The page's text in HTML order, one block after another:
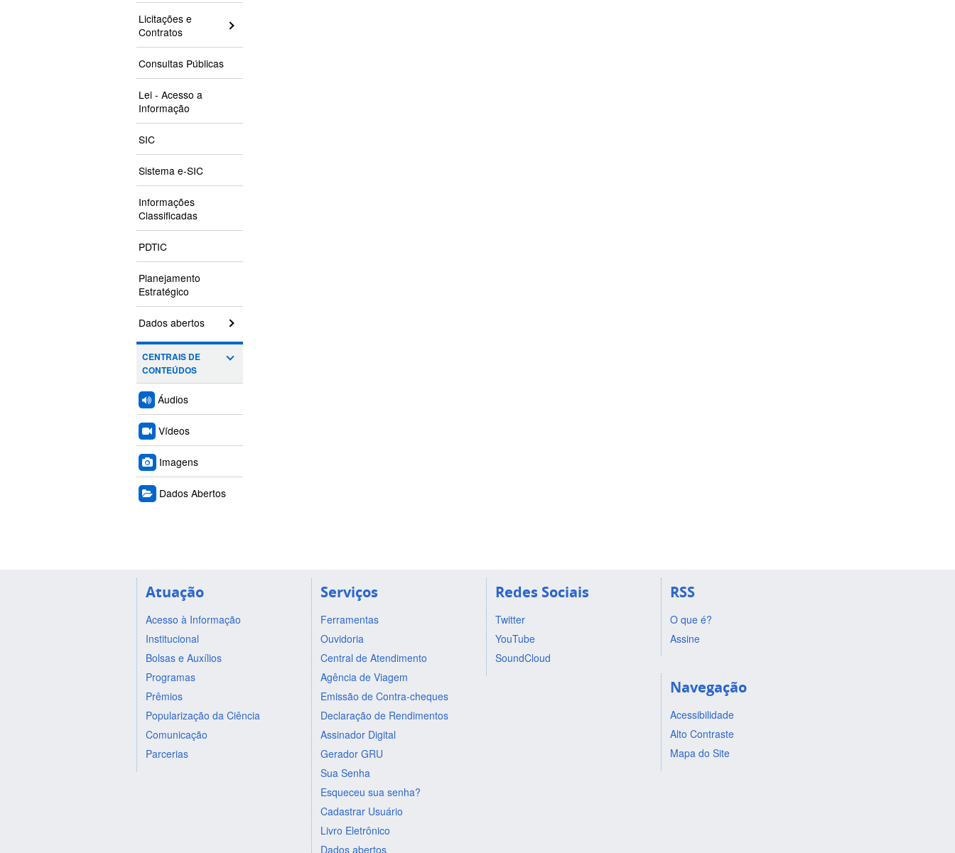
Licitações e
Contratos
Consultas Públicas
Lei - Acesso a
Informação
SIC
Sistema e-SIC
Informações
Classificadas
PDTIC
Planejamento
Estratégico
Dados abertos
CENTRAIS DE
CONTEÚDOS
Áudios
Vídeos
Imagens
Dados Abertos
Atuação
Acesso à Informação
Institucional
Bolsas e Auxílios
Programas
Prêmios
Popularização da Ciência
Comunicação
Parcerias
Serviços
Ferramentas
Ouvidoria
Central de Atendimento
Agência de Viagem
Emissão de Contra-cheques
Declaração de Rendimentos
Assinador Digital
Gerador GRU
Sua Senha
Esqueceu sua senha?
Cadastrar Usuário
Livro Eletrônico
Dados abertos
Redes Sociais
Twitter
YouTube
SoundCloud
RSS
O que é?
Assine
Navegação
Acessibilidade
Alto Contraste
Mapa do Site